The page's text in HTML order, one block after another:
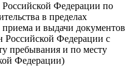
Федерации по
в пределах
и выдачи документов
Российской Федерации с
пребывания и по месту
Федерации)